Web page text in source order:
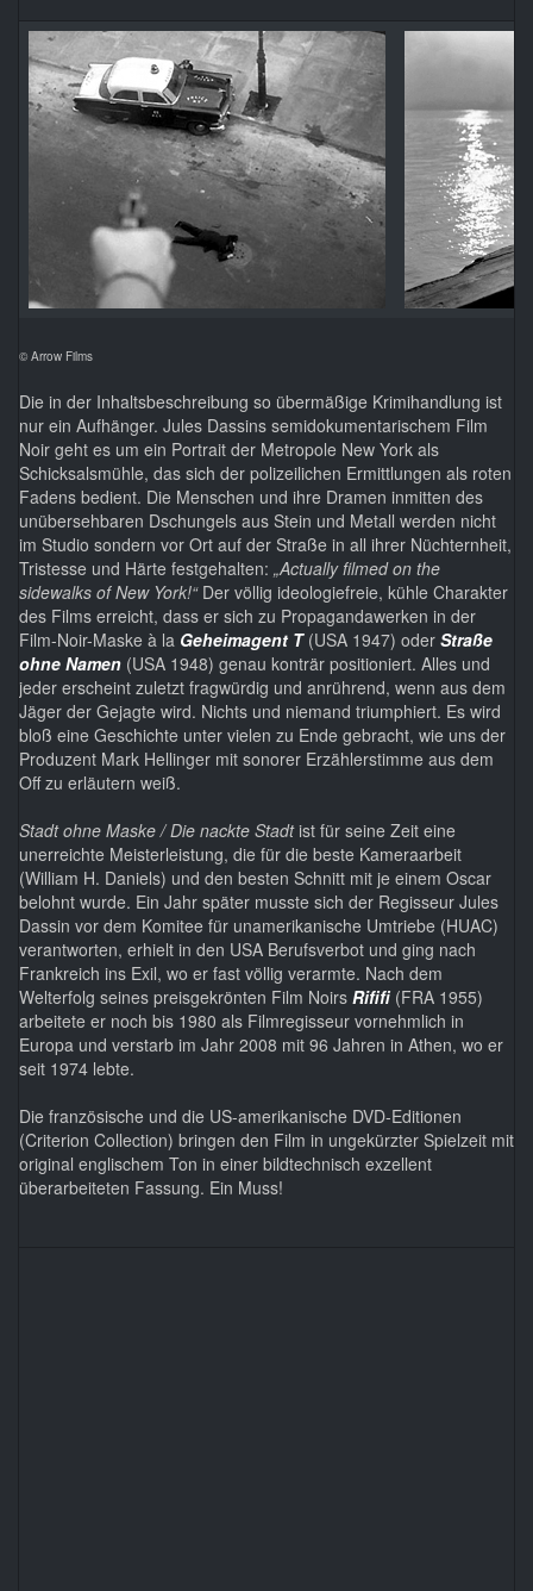
© Arrow Films
Die in der Inhaltsbeschreibung so übermäßige Krimihandlung ist
nur ein Aufhänger. Jules Dassins semidokumentarischem Film
Noir geht es um ein Portrait der Metropole New York als
Schicksalsmühle, das sich der polizeilichen Ermittlungen als roten
Fadens bedient. Die Menschen und ihre Dramen inmitten des
unübersehbaren Dschungels aus Stein und Metall werden nicht
im Studio sondern vor Ort auf der Straße in all ihrer Nüchternheit,
Tristesse und Härte festgehalten: „Actually filmed on the
sidewalks of New York!“ Der völlig ideologiefreie, kühle Charakter
des Films erreicht, dass er sich zu Propagandawerken in der
Film-Noir-Maske à la Geheimagent T(USA 1947) oder Straße
ohne Namen (USA 1948) genau konträr positioniert. Alles und
jeder erscheint zuletzt fragwürdig und anrührend, wenn aus dem
Jäger der Gejagte wird. Nichts und niemand triumphiert. Es wird
bloß eine Geschichte unter vielen zu Ende gebracht, wie uns der
Produzent Mark Hellinger mit sonorer Erzählerstimme aus dem
Off zu erläutern weiß.
Stadt ohne Maske / Die nackte Stadtist für seine Zeit eine
unerreichte Meisterleistung, die für die beste Kameraarbeit
(William H. Daniels) und den besten Schnitt mit je einem Oscar
belohnt wurde. Ein Jahr später musste sich der Regisseur Jules
Dassin vor dem Komitee für unamerikanische Umtriebe (HUAC)
verantworten, erhielt in den USA Berufsverbot und ging nach
Frankreich ins Exil, wo er fast völlig verarmte. Nach dem
Welterfolg seines preisgekrönten Film Noirs Rififi (FRA 1955)
arbeitete er noch bis 1980 als Filmregisseur vornehmlich in
Europa und verstarb im Jahr 2008 mit 96 Jahren in Athen, wo er
seit 1974 lebte.
Die französische und die US-amerikanische DVD-Editionen
(Criterion Collection) bringen den Film in ungekürzter Spielzeit mit
original englischem Ton in einer bildtechnisch exzellent
überarbeiteten Fassung. Ein Muss!